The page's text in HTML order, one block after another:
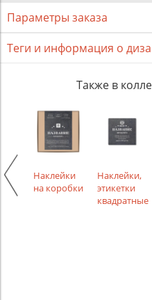
Параметры заказа
Теги и информация о
Также в
Наклейки
на коробки
Наклейки,
этикетки
квадратные